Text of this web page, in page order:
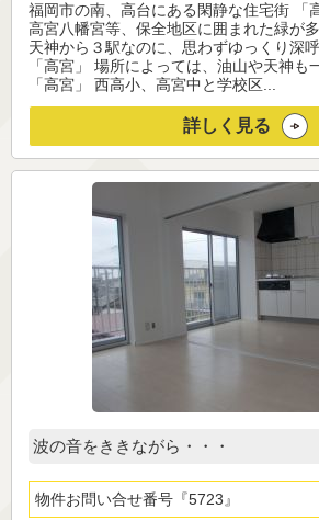
福岡市の南、高台にある閑静な住宅街 「
高宮八幡宮等、保全地区に囲まれた緑が
天神から３駅なのに、思わずゆっくり深
「高宮」 場所によっては、油山や天神も
「高宮」 西高小、高宮中と学校区...
詳しく見る
波の音をききながら・・・
物件お問い合せ番号 5723